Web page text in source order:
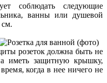
соблюдать следующие
ванны или душевой
розеток должна быть не
иметь защитную крышку,
когда в нее ничего не